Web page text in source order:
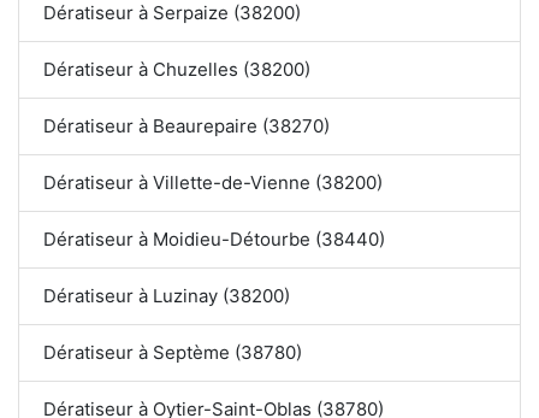
Dératiseur à Serpaize (38200)
Dératiseur à Chuzelles (38200)
Dératiseur à Beaurepaire (38270)
Dératiseur à Villette-de-Vienne (38200)
Dératiseur à Moidieu-Détourbe (38440)
Dératiseur à Luzinay (38200)
Dératiseur à Septème (38780)
Dératiseur à Oytier-Saint-Oblas (38780)